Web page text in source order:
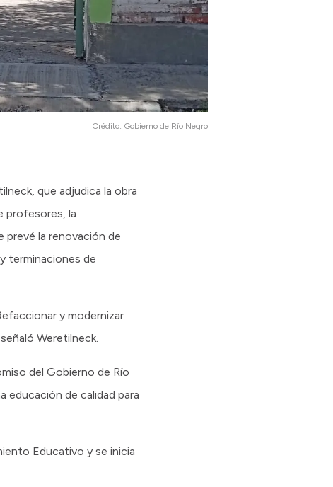
Crédito: Gobierno de Río Negro
que adjudica la obra
profesores, la
prevé la renovación de
terminaciones de
y modernizar
Weretilneck.
del Gobierno de Río
educación de calidad para
Educativo y se inicia